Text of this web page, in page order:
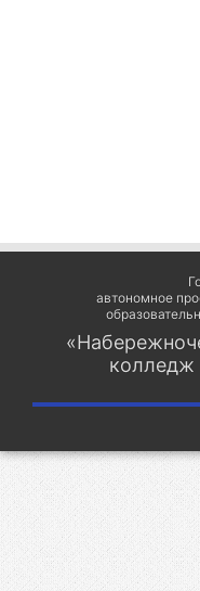
автономное
колледж